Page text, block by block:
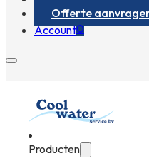
Offerte
Account0
Producten